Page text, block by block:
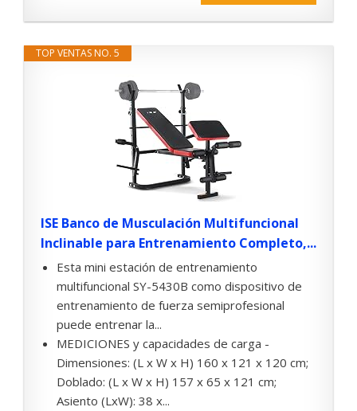
TOP VENTAS NO. 5
ISE Banco de Musculación Multifuncional
Inclinable para Entrenamiento Completo,...
Esta mini estación de entrenamiento
multifuncional SY-5430B como dispositivo de
entrenamiento de fuerza semiprofesional
puede entrenar la...
MEDICIONES y capacidades de carga -
Dimensiones: (L x W x H) 160 x 121 x 120 cm;
Doblado: (L x W x H) 157 x 65 x 121 cm;
Asiento (LxW): 38 x...